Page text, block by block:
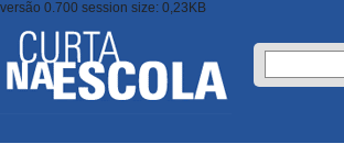
versão 0.700 session size: 0,23KB